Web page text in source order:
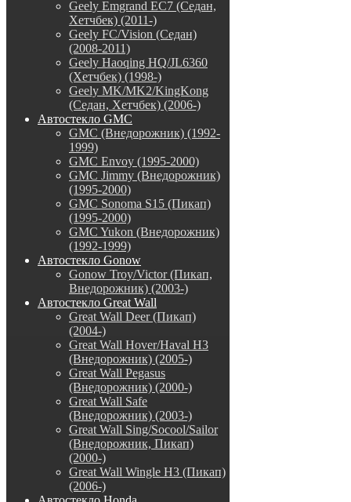
Geely Emgrand EC7 (Седан,
Хетчбек) (2011-)
Geely FC/Vision (Седан)
(2008-2011)
Geely Haoqing HQ/JL6360
(Хетчбек) (1998-)
Geely MK/MK2/KingKong
(Седан, Хетчбек) (2006-)
Автостекло GMC
GMC (Внедорожник) (1992-
1999)
GMC Envoy (1995-2000)
GMC Jimmy (Внедорожник)
(1995-2000)
GMC Sonoma S15 (Пикап)
(1995-2000)
GMC Yukon (Внедорожник)
(1992-1999)
Автостекло Gonow
Gonow Troy/Victor (Пикап,
Внедорожник) (2003-)
Автостекло Great Wall
Great Wall Deer (Пикап)
(2004-)
Great Wall Hover/Haval H3
(Внедорожник) (2005-)
Great Wall Pegasus
(Внедорожник) (2000-)
Great Wall Safe
(Внедорожник) (2003-)
Great Wall Sing/Socool/Sailor
(Внедорожник, Пикап)
(2000-)
Great Wall Wingle H3 (Пикап)
(2006-)